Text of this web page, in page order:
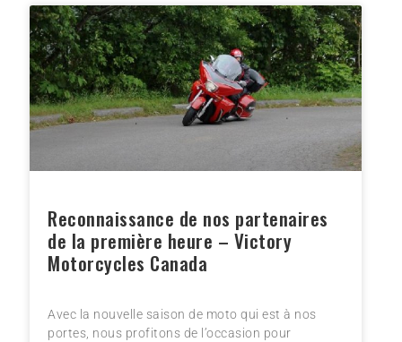
Reconnaissance de nos partenaires
de la première heure – Victory
Motorcycles Canada
Avec la nouvelle saison de moto qui est à nos
portes, nous profitons de l’occasion pour